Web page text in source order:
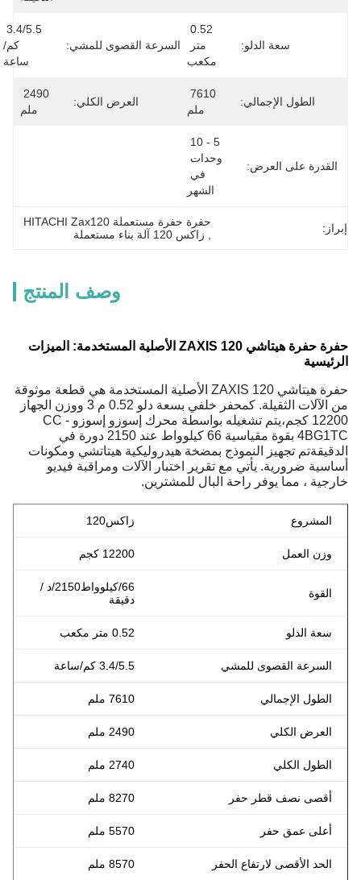
سعة الدلو:
0.52
مكعب
السرعة القصوى للمشي:
3.4/5.5
كم/
ساعة
الطول الإجمالي:
7610
ملم
العرض الكلي:
2490
ملم
القدرة على العرض:
5 - 10
وحدات
في
الشهر
إبراز:
حفرة حفرة مستعملة HITACHI Zax120
زاكس 120 آلة بناء مستعملة
وصف المنتج
حفرة حفرة هيتاشي ZAXIS 120 الأصلية المستخدمة: الميزات
الرئيسية
حفرة هيتاشي ZAXIS 120 الأصلية المستخدمة هي قطعة موثوقة
من الآلات الثقيلة. كمحفر خلفي بسعة دلو 0.52 م 3 ووزن الجهاز
12200 كجم،يتم تشغيله بواسطة محرك إسوزو إسوزو CC -
4BG1TC بقوة مقياسية 66 كيلوواط عند 2150 دورة في
الدقيقةتم تجهيز النموذج بمضخة هيدروليكية هيتاتشي ومكونات
أساسية ضرورية. يأتي مع تقرير اختبار الآلات ومراقبة فيديو
خارجية ، مما يوفر راحة البال للمشترين.
المشروع زاكس120
وزن العمل 12200 كجم
القوة 66/ كيلوواط
2150/د /
دقيقة
سعة الدلو 0.52 متر مكعب
السرعة القصوى للمشي 3.4/5.5 كم/ساعة
الطول الإجمالي 7610 ملم
العرض الكلي 2490 ملم
الطول الكلي 2740 ملم
أقصى نصف قطر حفر 8270 ملم
أعلى عمق حفر 5570 ملم
الحد الأقصى لارتفاع الحفر 8570 ملم